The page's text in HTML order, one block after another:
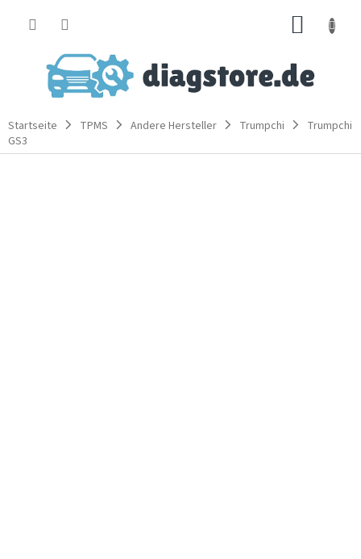
Startseite TPMS Andere Hersteller Trumpchi
Trumpchi
GS3